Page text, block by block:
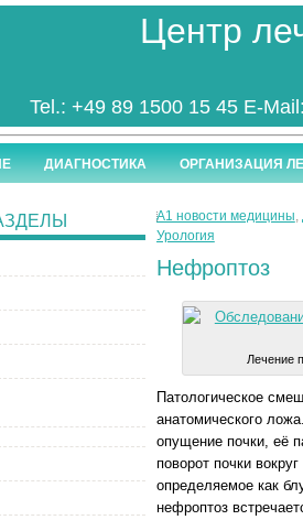
Центр
Tel.: +49 89 1500 15 45 E-
ДИАГНОСТИКА ОРГАНИЗАЦИЯ
А1 новости медицины,
Урология
Нефроптоз
Лечение
Патологическое
анатомического
опущение почки, её
поворот почки
определяемое как
нефроптоз